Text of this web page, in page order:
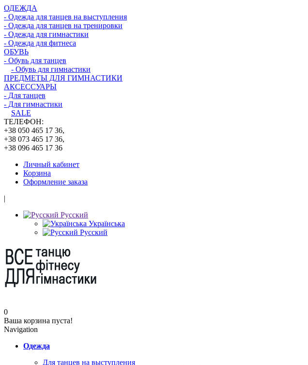
ОДЕЖДА
- Одежда для танцев на выступления
- Одежда для танцев на тренировки
- Одежда для гимнастики
- Одежда для фитнеса
ОБУВЬ
- Обувь для танцев
- Обувь для гимнастики
ПРЕДМЕТЫ ДЛЯ ГИМНАСТИКИ
АКСЕССУАРЫ
- Для танцев
- Для гимнастики
SALE
ТЕЛЕФОН:
+38 050 465 17 36,
+38 073 465 17 36,
+38 096 465 17 36
Личный кабинет
Корзина
Оформление заказа
|
Русский
Українська
Русский
0
Ваша корзина пуста!
Navigation
Одежда
Для танцев на выступления